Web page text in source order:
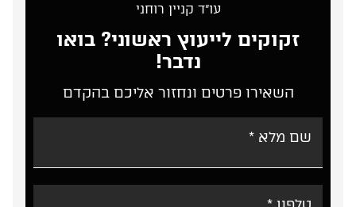
עו”ד קניין רוחני
זקוקים לייעוץ ראשוני? בואו
נדבר!
השאירו פרטים ונחזור אליכם בהקדם